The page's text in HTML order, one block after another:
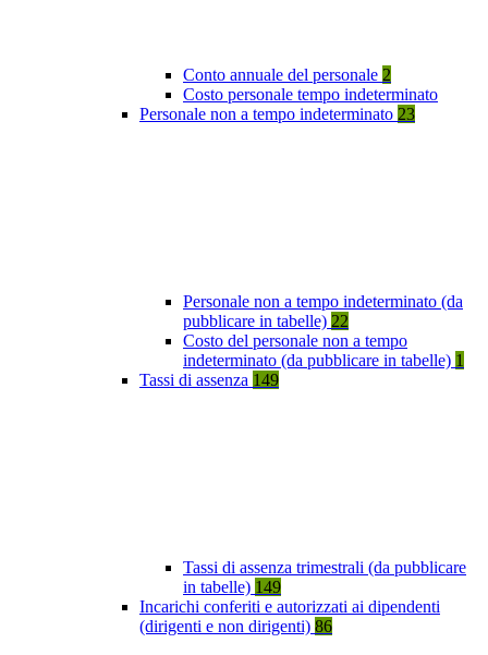
Conto annuale del personale 2
Costo personale tempo indeterminato
Personale non a tempo indeterminato 23
Personale non a tempo indeterminato (da
pubblicare in tabelle) 22
Costo del personale non a tempo
indeterminato (da pubblicare in tabelle) 1
Tassi di assenza 149
Tassi di assenza trimestrali (da pubblicare
in tabelle) 149
Incarichi conferiti e autorizzati ai dipendenti
(dirigenti e non dirigenti) 86